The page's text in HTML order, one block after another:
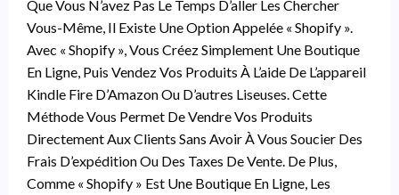
Que Vous N’avez Pas Le Temps D’aller Les Chercher
Vous-Même, Il Existe Une Option Appelée « Shopify ».
Avec « Shopify », Vous Créez Simplement Une Boutique
En Ligne, Puis Vendez Vos Produits À L’aide De L’appareil
Kindle Fire D’Amazon Ou D’autres Liseuses. Cette
Méthode Vous Permet De Vendre Vos Produits
Directement Aux Clients Sans Avoir À Vous Soucier Des
Frais D’expédition Ou Des Taxes De Vente. De Plus,
Comme « Shopify » Est Une Boutique En Ligne, Les